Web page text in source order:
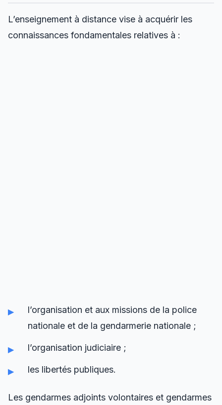
L’enseignement à distance vise à acquérir les
connaissances fondamentales relatives à :
l’organisation et aux missions de la police
nationale et de la gendarmerie nationale ;
l’organisation judiciaire ;
les libertés publiques.
Les gendarmes adjoints volontaires et gendarmes